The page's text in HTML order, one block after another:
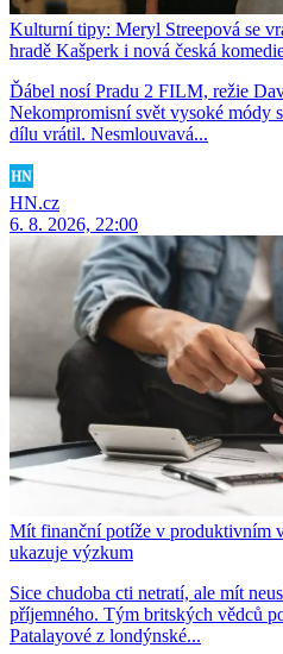
Kulturní tipy: Meryl Streepová se
hradě Kašperk i nová česká
Ďábel nosí Pradu 2 FILM, režie
Nekompromisní svět vysoké módy
dílu vrátil. Nesmlouvavá...
HN.cz
6. 8. 2026, 22:00
Mít finanční potíže v produktivním
ukazuje výzkum
Sice chudoba cti netratí, ale mít
příjemného. Tým britských vědců
Patalayové z londýnské...